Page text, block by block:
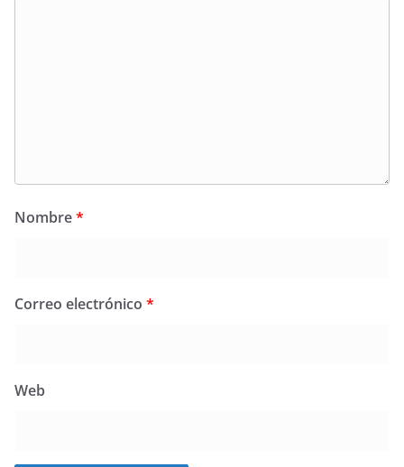
Nombre*
Correo electrónico *
Web